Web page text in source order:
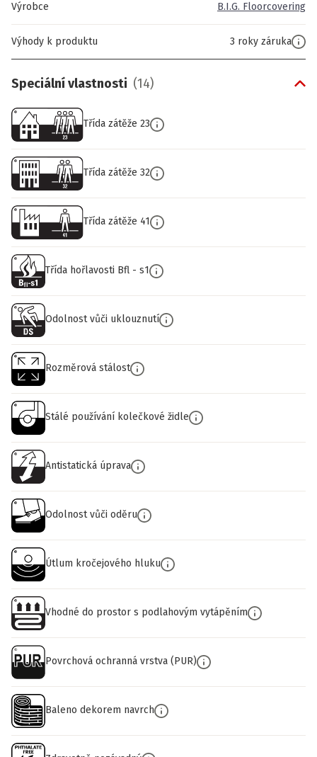
Výrobce B.I.G. Floorcovering
Výhody k produktu 3 roky záruka
Speciální vlastnosti (14)
Třída zátěže 23
Třída zátěže 32
Třída zátěže 41
Třída hořlavosti Bfl - s1
Odolnost vůči uklouznutí
Rozměrová stálost
Stálé používání kolečkové židle
Antistatická úprava
Odolnost vůči oděru
Útlum kročejového hluku
Vhodné do prostor s podlahovým vytápěním
Povrchová ochranná vrstva (PUR)
Baleno dekorem navrch